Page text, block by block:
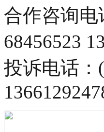
合作咨询电
68456523
投诉电话：